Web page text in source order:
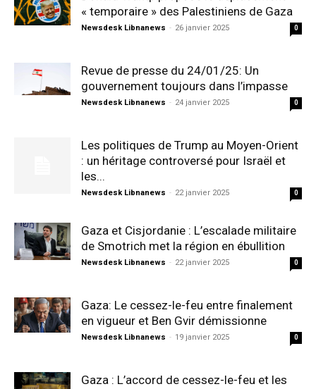
« temporaire » des Palestiniens de Gaza
Newsdesk Libnanews - 26 janvier 2025 0
Revue de presse du 24/01/25: Un
gouvernement toujours dans l’impasse
Newsdesk Libnanews - 24 janvier 2025 0
Les politiques de Trump au Moyen-Orient
: un héritage controversé pour Israël et
les...
Newsdesk Libnanews - 22 janvier 2025 0
Gaza et Cisjordanie : L’escalade militaire
de Smotrich met la région en ébullition
Newsdesk Libnanews - 22 janvier 2025 0
Gaza: Le cessez-le-feu entre finalement
en vigueur et Ben Gvir démissionne
Newsdesk Libnanews - 19 janvier 2025 0
Gaza : L’accord de cessez-le-feu et les